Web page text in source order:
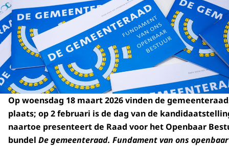
Op woensdag 18 maart 2026 vinden de
plaats; op 2 februari is de dag van de
naartoe presenteert de Raad voor het Openbaar
bundel De gemeenteraad. Fundament van ons